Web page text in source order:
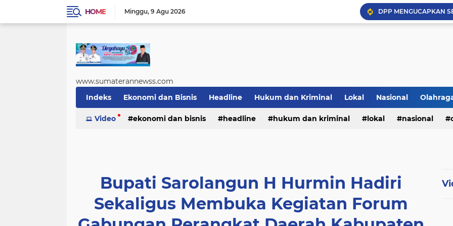
HOME Minggu 9 Agu 2026
DPP MENGUCAPKAN
Hadapi Musim
Bupati Panca Hadiri
www.sumaterannewss.com
Indeks
Ekonomi dan Bisnis Headline Hukum dan Kriminal Lokal Nasional
Sosial dan Budaya Sumsel Update
Video ekonomi dan bisnis headline hukum dan kriminal lokal nasional
Bupati Sarolangun H Hurmin Hadiri
Sekaligus Membuka Kegiatan Forum